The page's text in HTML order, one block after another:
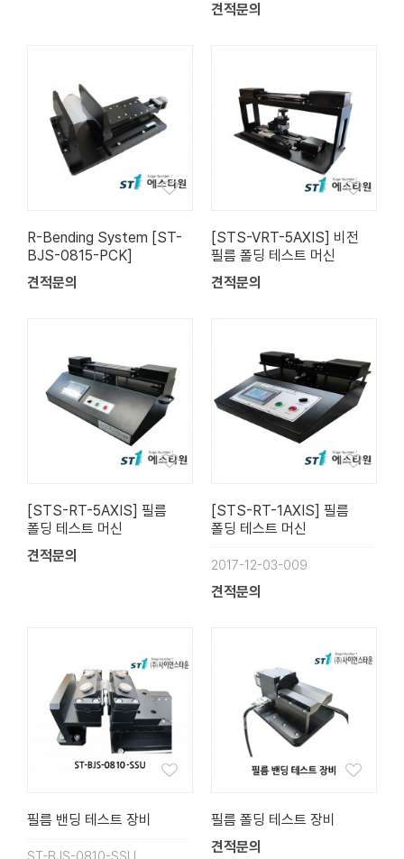
견적문의
R-Bending System [ST-
BJS-0815-PCK]
견적문의
[STS-VRT-5AXIS] 비전
필름 폴딩 테스트 머신
견적문의
[STS-RT-5AXIS] 필름
폴딩 테스트 머신
견적문의
[STS-RT-1AXIS] 필름
폴딩 테스트 머신
2017-12-03-009
견적문의
필름 밴딩 테스트 장비
필름 폴딩 테스트 장비
견적문의